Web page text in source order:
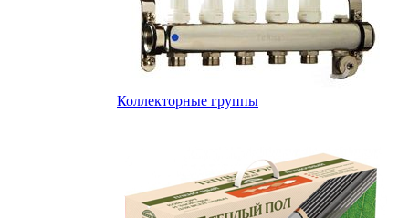
Коллекторные группы